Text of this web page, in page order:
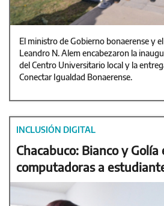
El ministro de Gobierno bonaerense y
Leandro N. Alem encabezaron la
del Centro Universitario local y la
Conectar Igualdad Bonaerense.
INCLUSIÓN DIGITAL
Chacabuco: Bianco y
computadoras a